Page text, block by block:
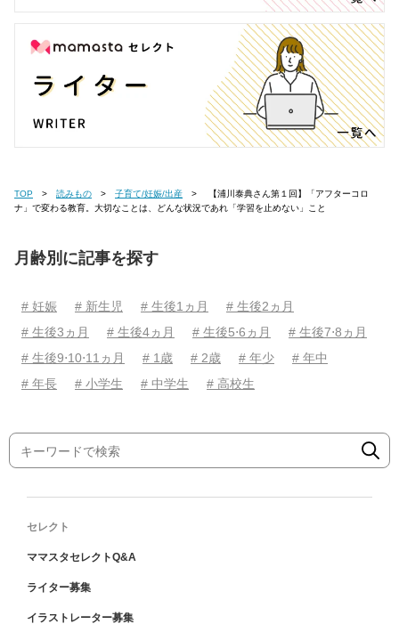
TOP 読みもの 子育て/妊娠/出産
ナ」で変わる教育。大切なことは、どんな状況であれ「学習を止めない」こと
月齢別に記事を探す
# 妊娠 # 新生児 # 生後1ヵ月
# 生後2ヵ月
# 生後3ヵ月
# 生後4ヵ月 # 生後5⋅6ヵ月
# 生後7⋅8ヵ月
# 生後9⋅10⋅11ヵ月
# 1歳 # 2歳 # 年少
# 年中
# 年長
# 小学生 # 中学生 # 高校生
セレクト
ママスタセレクトQ&A
ライター募集
イラストレーター募集